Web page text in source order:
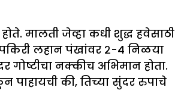
मालती जेव्हा कधी शुद्ध हवेसाठी
लहान पंखांवर २-४ निळया
गोष्टीचा नक्कीच अभिमान होता.
की, तिच्या सुंदर रुपाचे